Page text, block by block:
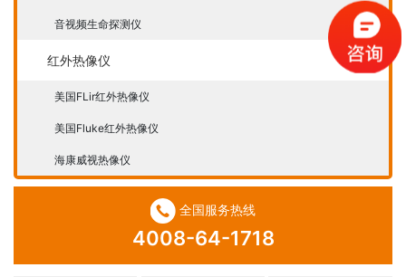
音视频生命探测仪
红外热像仪
美国FLir红外热像仪
美国Fluke红外热像仪
海康威视热像仪
全国服务热线
4008-64-1718